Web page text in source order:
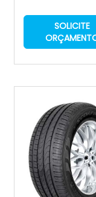
SOLICITE